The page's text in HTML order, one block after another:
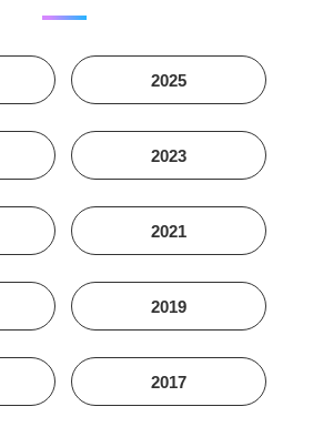
2025
2023
2021
2019
2017